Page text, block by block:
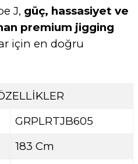
J, güç, hassasiyet ve
premium jigging
için en doğru
GRPLRTJB605
183 Cm